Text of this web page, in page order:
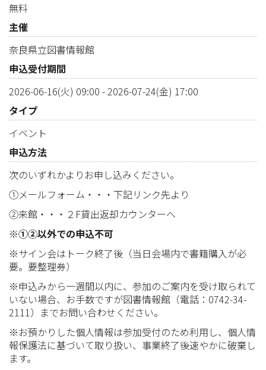
無料
主催
奈良県立図書情報館
申込受付期間
2026-06-16(火) 09:00 -2026-07-24(金) 17:00
タイプ
イベント
申込方法
次のいずれかよりお申し込みください。
①メールフォーム・・・下記リンク先より
②来館・・・２F貸出返却カウンターへ
※①②以外での申込不可
※サイン会はトーク終了後（当日会場内で書籍購入が必
要。要整理券）
※申込みから一週間以内に、参加のご案内を受け取られて
いない場合、お手数ですが図書情報館（電話：0742-34-
2111）までお問い合わせください。
※お預かりした個人情報は参加受付のため利用し、個人情
報保護法に基づいて取り扱い、事業終了後速やかに破棄し
ます。